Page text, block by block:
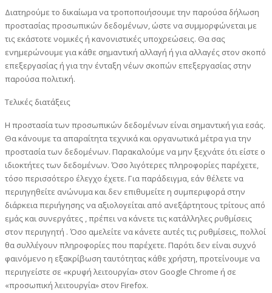
Διατηρούμε το δικαίωμα να τροποποιήσουμε την παρούσα δήλωση
προστασίας προσωπικών δεδομένων, ώστε να συμμορφώνεται με
τις εκάστοτε νομικές ή κανονιστικές υποχρεώσεις. Θα σας
ενημερώνουμε για κάθε σημαντική αλλαγή ή για αλλαγές στον σκοπό
επεξεργασίας ή για την ένταξη νέων σκοπών επεξεργασίας στην
παρούσα πολιτική.
Τελικές διατάξεις
Η προστασία των προσωπικών δεδομένων είναι σημαντική για εσάς.
Θα κάνουμε τα απαραίτητα τεχνικά και οργανωτικά μέτρα για την
προστασία των δεδομένων. Παρακαλούμε να μην ξεχνάτε ότι είστε ο
ιδιοκτήτες των δεδομένων. Όσο λιγότερες πληροφορίες παρέχετε,
τόσο περισσότερο έλεγχο έχετε. Για παράδειγμα, εάν θέλετε να
περιηγηθείτε ανώνυμα και δεν επιθυμείτε η συμπεριφορά στην
διάρκεια περιήγησης να αξιολογείται από ανεξάρτητους τρίτους από
εμάς και συνεργάτες , πρέπει να κάνετε τις κατάλληλες ρυθμίσεις
στον περιηγητή . Όσο αμελείτε να κάνετε αυτές τις ρυθμίσεις, πολλοί
θα συλλέγουν πληροφορίες που παρέχετε. Παρότι δεν είναι συχνό
φαινόμενο η εξακρίβωση ταυτότητας κάθε χρήστη, προτείνουμε να
περιηγείστε σε «κρυφή λειτουργία» στον Google Chrome ή σε
«προσωπική λειτουργία» στον Firefox.